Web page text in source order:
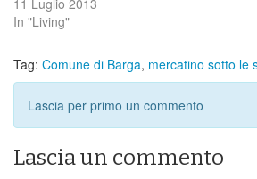
In "Living"
Tag: Comune di Barga, mercatino sotto le
Lascia per primo un commento
Lascia un commento